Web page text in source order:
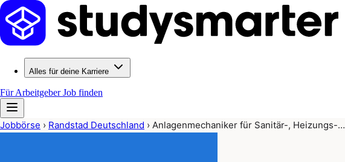
Alles für deine Karriere
Für ArbeitgeberJob finden
Jobbörse › Randstad Deutschland › Anlagenmechaniker für Sanitär-, Heizungs-…